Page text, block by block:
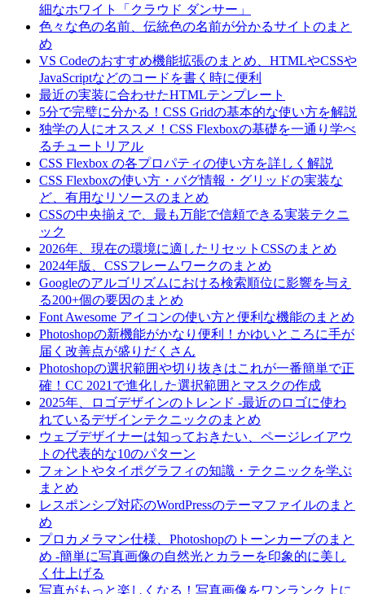
細なホワイト「クラウド ダンサー」
色々な色の名前、伝統色の名前が分かるサイトのまと
め
VS Codeのおすすめ機能拡張のまとめ、HTMLやCSSや
JavaScriptなどのコードを書く時に便利
最近の実装に合わせたHTMLテンプレート
5分で完璧に分かる！CSS Gridの基本的な使い方を解説
独学の人にオススメ！CSS Flexboxの基礎を一通り学べ
るチュートリアル
CSS Flexbox の各プロパティの使い方を詳しく解説
CSS Flexboxの使い方・バグ情報・グリッドの実装な
ど、有用なリソースのまとめ
CSSの中央揃えで、最も万能で信頼できる実装テクニ
ック
2026年、現在の環境に適したリセットCSSのまとめ
2024年版、CSSフレームワークのまとめ
Googleのアルゴリズムにおける検索順位に影響を与え
る200+個の要因のまとめ
Font Awesome アイコンの使い方と便利な機能のまとめ
Photoshopの新機能がかなり便利！かゆいところに手が
届く改善点が盛りだくさん
Photoshopの選択範囲や切り抜きはこれが一番簡単で正
確！CC 2021で進化した選択範囲とマスクの作成
2025年、ロゴデザインのトレンド -最近のロゴに使わ
れているデザインテクニックのまとめ
ウェブデザイナーは知っておきたい、ページレイアウ
トの代表的な10のパターン
フォントやタイポグラフィの知識・テクニックを学ぶ
まとめ
レスポンシブ対応のWordPressのテーマファイルのまと
め
プロカメラマン仕様、Photoshopのトーンカーブのまと
め -簡単に写真画像の自然光とカラーを印象的に美し
く仕上げる
写真がもっと楽しくなる！写真画像をワンランク上に